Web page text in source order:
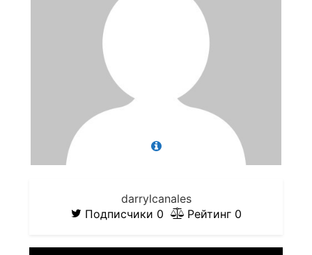
darrylcanales
Подписчики 0 Рейтинг 0